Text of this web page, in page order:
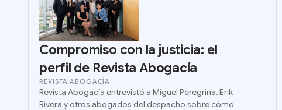
Compromiso con la justicia: el
perfil de Revista Abogacía
REVISTA ABOGACÍA
Revista Abogacía entrevistó a Miguel Peregrina, Erik
Rivera y otros abogados del despacho sobre cómo